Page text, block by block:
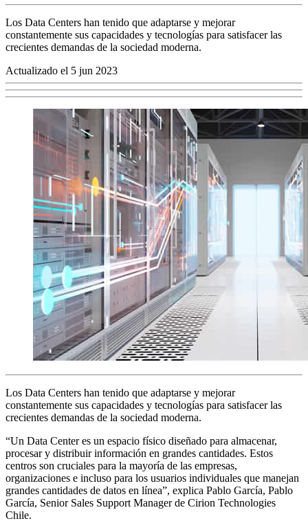
Los Data Centers han tenido que adaptarse y mejorar
constantemente sus capacidades y tecnologías para satisfacer las
crecientes demandas de la sociedad moderna.
Actualizado el 5 jun 2023
Los Data Centers han tenido que adaptarse y mejorar
constantemente sus capacidades y tecnologías para satisfacer las
crecientes demandas de la sociedad moderna.
“Un Data Center es un espacio físico diseñado para almacenar,
procesar y distribuir información en grandes cantidades. Estos
centros son cruciales para la mayoría de las empresas,
organizaciones e incluso para los usuarios individuales que manejan
grandes cantidades de datos en línea”, explica Pablo García, Pablo
García, Senior Sales Support Manager de Cirion Technologies
Chile.